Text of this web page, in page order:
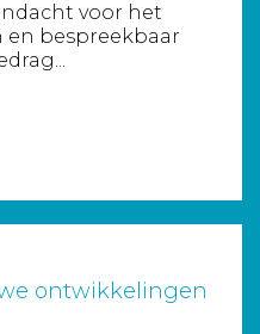
voor het
bespreekbaar
ontwikkelingen